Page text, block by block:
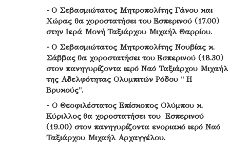
- Ο Σεβασμιώτατος Μητροπολίτης Γάνου και
Χώρας θα χοροστατήσει του Εσπερινού (17.00)
στην Ιερά Μονή Ταξιάρχου Μιχαήλ Θαρρίου.
- Ο Σεβασμιώτατος Μητροπολίτης Νουβίας κ.
Σάββας θα χοροστατήσει του Εσπερινού (18.30)
στον πανηγυρίζοντα ιερό Ναό Ταξιάρχου Μιχαήλ
της Αδελφότητας Ολυμπιτών Ρόδου " Η
Βρυκούς".
- O Θεοφιλέστατος Επίσκοπος Ολύμπου κ.
Κύριλλος θα χοροστατήσει του Εσπερινού
(19.00) στον πανηγυρίζοντα ενοριακό ιερό Ναό
Ταξιάρχου Μιχαήλ Αρχαγγέλου.